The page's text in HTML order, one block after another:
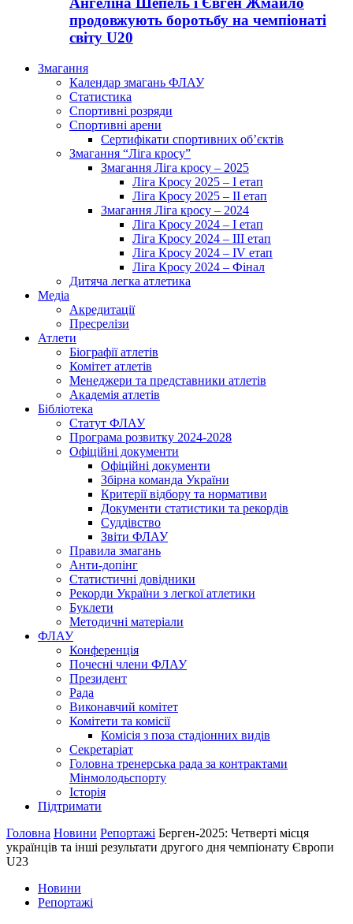
продовжують боротьбу на чемпіонаті
світу U20
Змагання
Календар змагань ФЛАУ
Статистика
Спортивні розряди
Спортивні арени
Сертифікати спортивних об’єктів
Змагання “Ліга кросу”
Змагання Ліга кросу – 2025
Ліга Кросу 2025 – I етап
Ліга Кросу 2025 – II етап
Змагання Ліга кросу – 2024
Ліга Кросу 2024 – I етап
Ліга Кросу 2024 – III етап
Ліга Кросу 2024 – IV етап
Ліга Кросу 2024 – Фінал
Дитяча легка атлетика
Медіа
Акредитації
Пресрелізи
Атлети
Біографії атлетів
Комітет атлетів
Менеджери та представники атлетів
Академія атлетів
Бібліотека
Статут ФЛАУ
Програма розвитку 2024-2028
Офіційні документи
Офіційні документи
Збірна команда України
Критерії відбору та нормативи
Документи статистики та рекордів
Суддівство
Звіти ФЛАУ
Правила змагань
Анти-допінг
Статистичні довідники
Рекорди України з легкої атлетики
Буклети
Методичні матеріали
ФЛАУ
Конференція
Почесні члени ФЛАУ
Президент
Рада
Виконавчий комітет
Комітети та комісії
Комісія з поза стадіонних видів
Секретаріат
Головна тренерська рада за контрактами
Мінмолодьспорту
Історія
Підтримати
Головна Новини Репортажі Берген-2025: Четверті місця
українців та інші результати другого дня чемпіонату Європи
U23
Новини
Репортажі